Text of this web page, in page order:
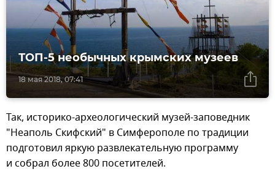
18 мая 2018, 07:41
ТОП-5 необычных крымских музеев
Так, историко-археологический музей-заповедник
"Неаполь Скифский" в Симферополе по традиции
подготовил яркую развлекательную программу
и собрал более 800 посетителей.